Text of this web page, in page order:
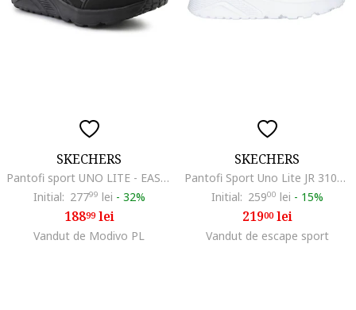
SKECHERS
Pantofi sport UNO LITE - EASY ZIP 310387LBBK
Initial: 27799 lei - 32%
18899lei
Vandut de Modivo PL
SKECHERS
Pantofi Sport Uno Lite JR 310384L-WHT, Fete, Alb
Initial: 25900 lei - 15%
21900lei
Vandut de escape sport